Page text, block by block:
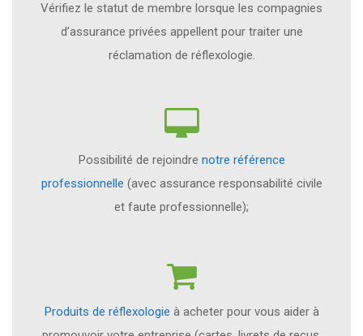
Vérifiez le statut de membre lorsque les compagnies
d’assurance privées appellent pour traiter une
réclamation de réflexologie.
Possibilité de rejoindre notre référence
professionnelle (avec assurance responsabilité civile
et faute professionnelle);
Produits de réflexologie à acheter pour vous aider à